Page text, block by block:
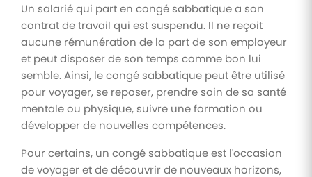
Un salarié qui part en congé sabbatique a son
contrat de travail qui est suspendu. Il ne reçoit
aucune rémunération de la part de son employeur
et peut disposer de son temps comme bon lui
semble. Ainsi, le congé sabbatique peut être utilisé
pour voyager, se reposer, prendre soin de sa santé
mentale ou physique, suivre une formation ou
développer de nouvelles compétences.
Pour certains, un congé sabbatique est l'occasion
de voyager et de découvrir de nouveaux horizons,